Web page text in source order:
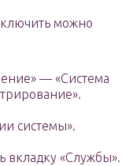
можно
— «Система
системы».
вкладку «Службы».